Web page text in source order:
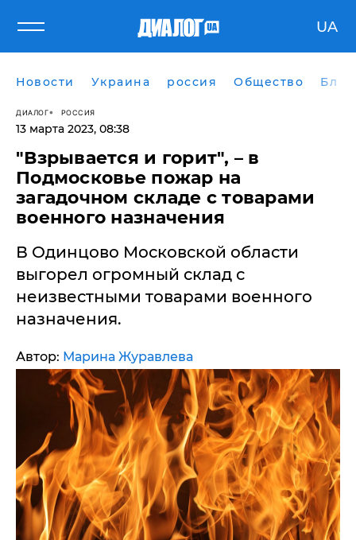
UA
Новости Украина россия Общество
ДИАЛОГ РОССИЯ
13 марта 2023, 08:38
"Взрывается и горит", – в
Подмосковье пожар на
загадочном складе с товарами
военного назначения
​В Одинцово Московской области
выгорел огромный склад с
неизвестными товарами военного
назначения.
Автор: Марина Журавлева